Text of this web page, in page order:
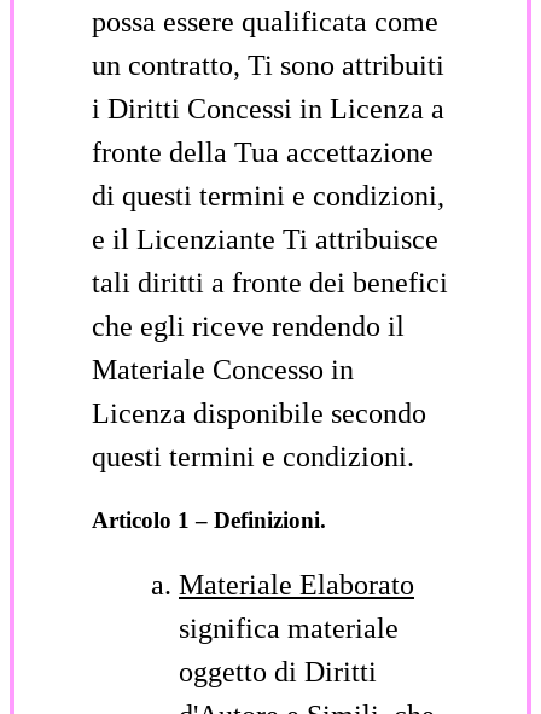
possa essere qualificata come
un contratto, Ti sono attribuiti
i Diritti Concessi in Licenza a
fronte della Tua accettazione
di questi termini e condizioni,
e il Licenziante Ti attribuisce
tali diritti a fronte dei benefici
che egli riceve rendendo il
Materiale Concesso in
Licenza disponibile secondo
questi termini e condizioni.
Articolo 1 – Definizioni.
Materiale Elaborato
significa materiale
oggetto di Diritti